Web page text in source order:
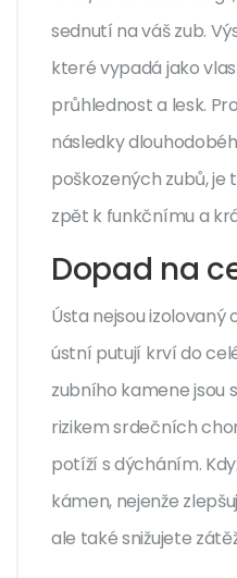
sednutí na váš zub.
které vypadá jako
průhlednost a lesk.
následky
poškozených zubů, je
zpět k funkčnímu a
Dopad na
Ústa nejsou izolovaný
ústní putují krví do
zubního kamene jsou
rizikem srdečních
potíží s dýcháním.
kámen, nejenže
ale také snižujete